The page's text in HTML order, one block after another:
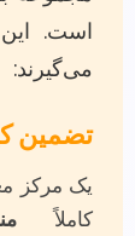
است. این
می‌گیرند:
تضمین
یک مرکز
کاملاً